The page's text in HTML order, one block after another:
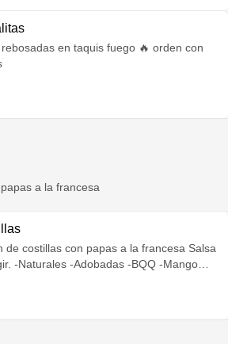
en taquis fuego 🔥 orden con
a la francesa
de costillas con papas a la francesa Salsa
-Naturales -Adobadas -BQQ -Mango
-Búfalo -Ranch -Chipotle -Diabla